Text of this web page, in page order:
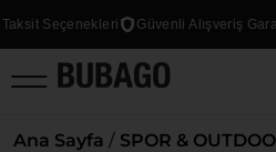
Seçenekleri Güvenli Alışveriş
Ana Sayfa / SPOR &